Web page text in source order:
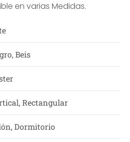
en varias Medidas.
Beis
Rectangular
Dormitorio